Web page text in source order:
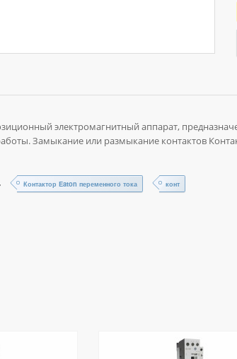
электромагнитный аппарат,
Замыкание или размыкание контактов
Контактор Eaton переменного тока конт